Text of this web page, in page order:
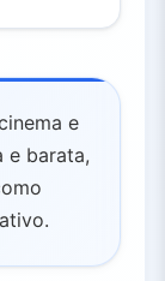
e
e barata,